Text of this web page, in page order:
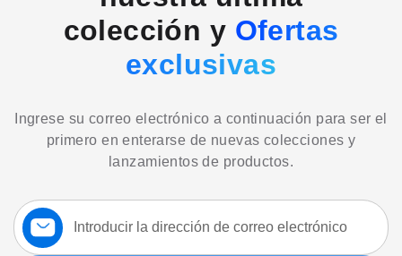
colección y Ofertas
exclusivas
Ingrese su correo electrónico a continuación para ser el
primero en enterarse de nuevas colecciones y
lanzamientos de productos.
Suscríbase
a
nuestro